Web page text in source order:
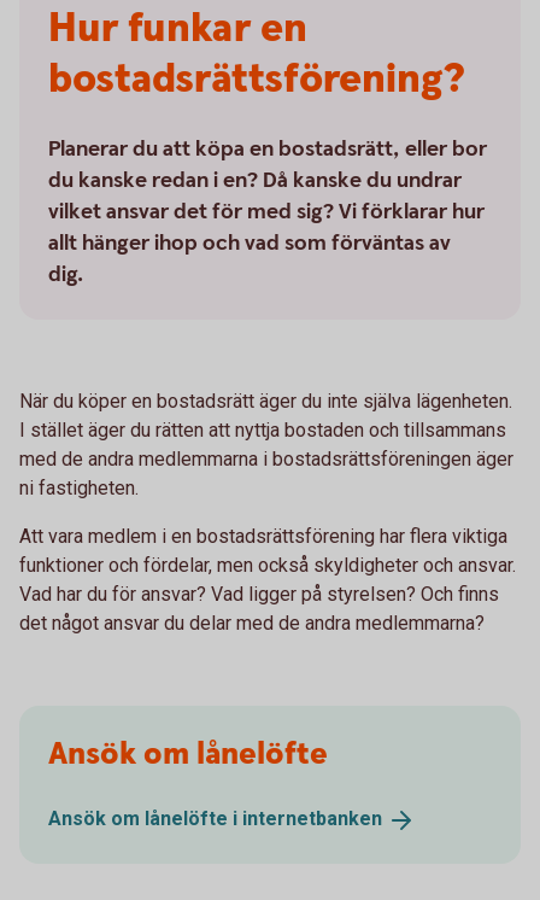
Hur funkar en
bostadsrättsförening?
Planerar du att köpa en bostadsrätt, eller bor
du kanske redan i en? Då kanske du undrar
vilket ansvar det för med sig? Vi förklarar hur
allt hänger ihop och vad som förväntas av
dig.
När du köper en bostadsrätt äger du inte själva lägenheten.
I stället äger du rätten att nyttja bostaden och tillsammans
med de andra medlemmarna i bostadsrättsföreningen äger
ni fastigheten.
Att vara medlem i en bostadsrättsförening har flera viktiga
funktioner och fördelar, men också skyldigheter och ansvar.
Vad har du för ansvar? Vad ligger på styrelsen? Och finns
det något ansvar du delar med de andra medlemmarna?
Ansök om lånelöfte
Ansök om lånelöfte i internetbanken